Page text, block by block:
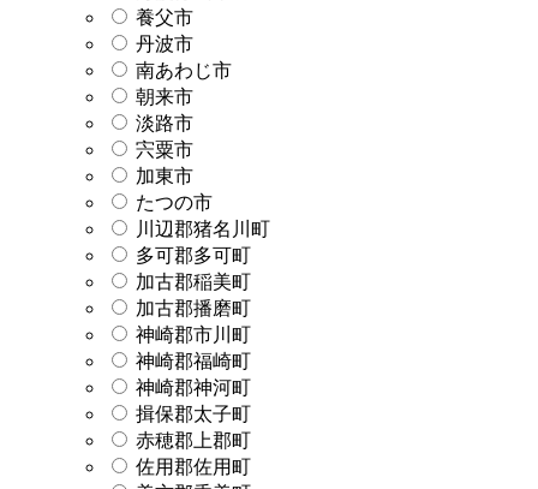
養父市
丹波市
南あわじ市
朝来市
淡路市
宍粟市
加東市
たつの市
川辺郡猪名川町
多可郡多可町
加古郡稲美町
加古郡播磨町
神崎郡市川町
神崎郡福崎町
神崎郡神河町
揖保郡太子町
赤穂郡上郡町
佐用郡佐用町